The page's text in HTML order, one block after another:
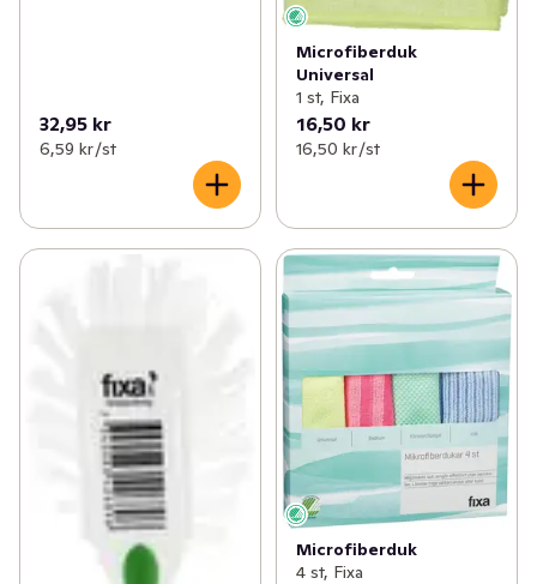
32,95 kr
6,59 kr /st
Microfiberduk
Universal
1 st, Fixa
16,50 kr
16,50 kr /st
Microfiberduk
4 st, Fixa